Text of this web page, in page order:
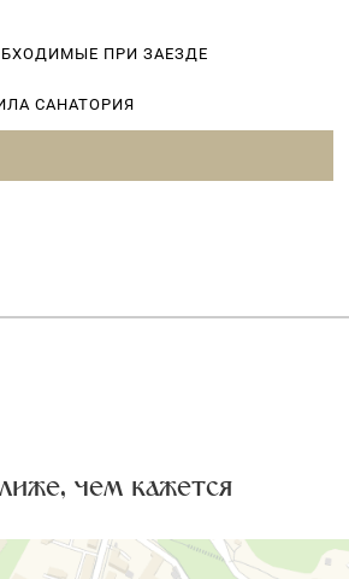
ПРИ ЗАЕЗДЕ
САНАТОРИЯ
чем кажется